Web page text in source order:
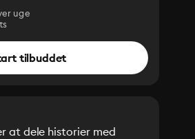
uge
tilbuddet
at dele historier med